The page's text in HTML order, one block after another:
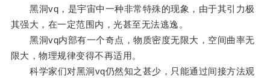
黑洞vq，是宇宙中一种非常特殊的现象，由于其引力极
其强大，在一定范围内，光甚至无法逃逸。
黑洞vq内部有一个奇点，物质密度无限大，空间曲率无
限大，物理规律变得不再适用。
科学家们对黑洞vq仍然知之甚少，只能通过间接方法观